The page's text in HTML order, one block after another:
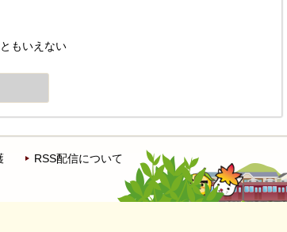
もいえない
RSS配信について